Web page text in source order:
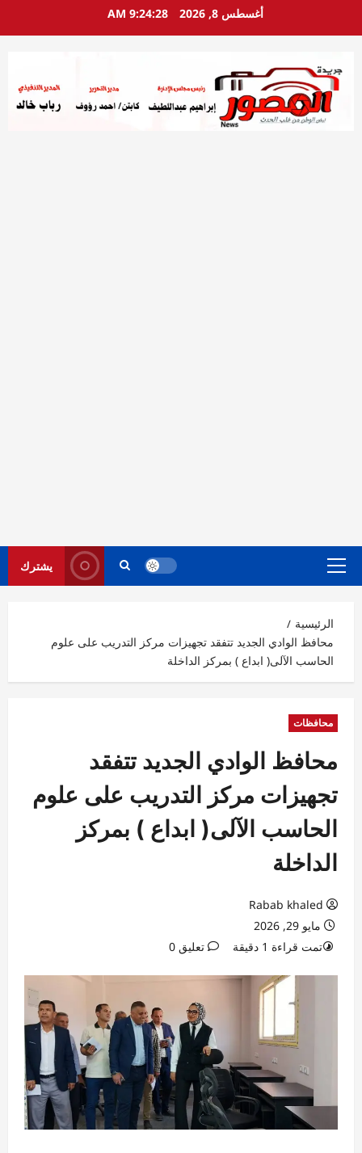
أغسطس 8, 2026 9:24:29 AM
القائمة
يشترك
الرئيسية
محافظ الوادي الجديد تتفقد تجهيزات مركز التدريب على علوم
الحاسب الآلى( ابداع ) بمركز الداخلة
محافظات
محافظ الوادي الجديد تتفقد
تجهيزات مركز التدريب على علوم
الحاسب الآلى( ابداع ) بمركز
الداخلة
Rabab khaled
مايو 29, 2026
تمت قراءة 1 دقيقة
تعليق 0